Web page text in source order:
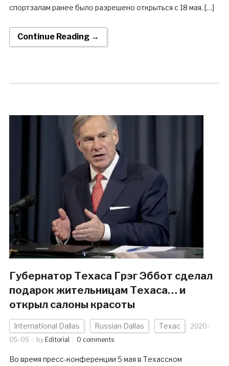
спортзалам ранее было разрешено открыться с 18 мая. […]
Continue Reading →
Губернатор Техаса Грэг Эббот сделал
подарок жительницам Техаса… и
открыл салоны красоты
International Dallas Russian Dallas Техас
2020-
05-05
by Editorial 0 comments
Во время пресс-конференции 5 мая в Техасском